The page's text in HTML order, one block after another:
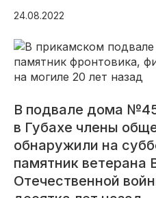
24.08.2022
В подвале дома
в Губахе члены
обнаружили на
памятник ветерана
Отечественной